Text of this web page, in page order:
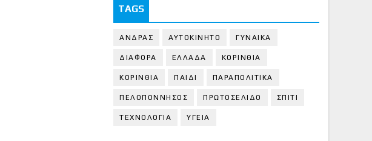
TAGS
ΑΝΔΡΑΣ ΑΥΤΟΚΙΝΗΤΟ ΓΥΝΑΙΚΑ
ΔΙΑΦΟΡΑ ΕΛΛΑΔΑ ΚΟΡΙΝΘΙΑ
ΚΟΡΙΝΘΙA ΠΑΙΔΙ ΠΑΡΑΠΟΛΙΤΙΚΑ
ΠΕΛΟΠΟΝΝΗΣΟΣ ΠΡΩΤΟΣΕΛΙΔΟ ΣΠΙΤΙ
ΤΕΧΝΟΛΟΓΙΑ ΥΓΕΙΑ